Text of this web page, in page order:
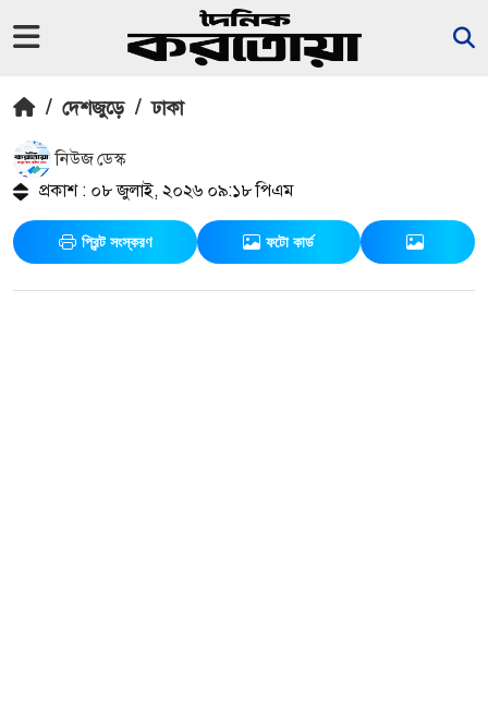
/ দেশজুড়ে / ঢাকা
নিউজ ডেস্ক
প্রকাশ : ০৮ জুলাই, ২০২৬ ০৯:১৮ পিএম
প্রিন্ট সংস্করণ ফটো কার্ড